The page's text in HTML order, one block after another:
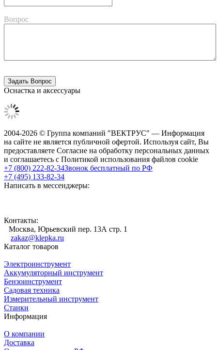
Вопрос
Оснастка и аксессуары
2004-2026 © Группа компаний "ВЕКТРУС" — Информация
на сайте не является публичной офертой. Используя сайт, Вы
предоставляете Согласие на обработку персональных данных
и соглашаетесь с Политикой использования файлов cookie
+7 (800) 222-82-34Звонок бесплатный по РФ
+7 (495) 133-82-34
Написать в мессенджеры:
Контакты:
Москва, Юрьевский пер. 13А стр. 1
zakaz@klepka.ru
Каталог товаров
Электроинструмент
Аккумуляторный инструмент
Бензоинструмент
Садовая техника
Измерительный инструмент
Станки
Информация
О компании
Доставка